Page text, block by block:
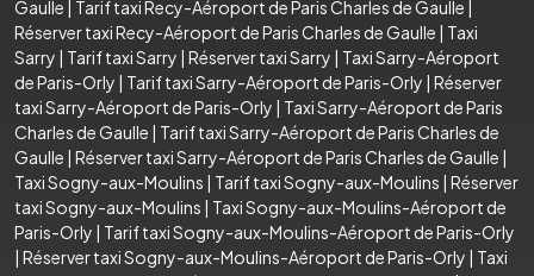
Gaulle | Tarif taxi Recy-Aéroport de Paris Charles de Gaulle |
Réserver taxi Recy-Aéroport de Paris Charles de Gaulle | Taxi
Sarry | Tarif taxi Sarry | Réserver taxi Sarry | Taxi Sarry-Aéroport
de Paris-Orly | Tarif taxi Sarry-Aéroport de Paris-Orly | Réserver
taxi Sarry-Aéroport de Paris-Orly | Taxi Sarry-Aéroport de Paris
Charles de Gaulle | Tarif taxi Sarry-Aéroport de Paris Charles de
Gaulle | Réserver taxi Sarry-Aéroport de Paris Charles de Gaulle |
Taxi Sogny-aux-Moulins | Tarif taxi Sogny-aux-Moulins | Réserver
taxi Sogny-aux-Moulins | Taxi Sogny-aux-Moulins-Aéroport de
Paris-Orly | Tarif taxi Sogny-aux-Moulins-Aéroport de Paris-Orly
| Réserver taxi Sogny-aux-Moulins-Aéroport de Paris-Orly | Taxi